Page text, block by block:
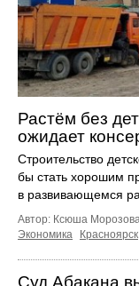
Растём без
ожидает
Строительство
бы стать хорошим
в развивающемся
Автор: Ксюша Морозова.
Экономика
Красноярск
Суд Абакана